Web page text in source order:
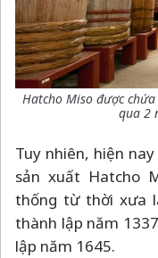
Hatcho Miso được
qua 2
Tuy nhiên, hiện
sản xuất Hatcho
thống từ thời xưa
thành lập năm
lập năm 1645.